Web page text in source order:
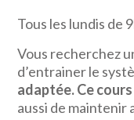
Tous les lundis de
Vous recherchez
d’entrainer le
adaptée. Ce
aussi de maintenir